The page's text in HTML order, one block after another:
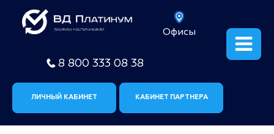
Офисы
8 800 333 08 38
ЛИЧНЫЙ КАБИНЕТ КАБИНЕТ ПАРТНЕРА